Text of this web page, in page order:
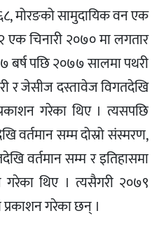
मोरङको सामुदायिक वन एक
एक चिनारी २०७० मा लगतार
बर्ष पछि २०७७ सालमा पथरी
र जेसीज दस्तावेज विगतदेखि
गरेका थिए । त्यसपछि
वर्तमान सम्म दोस्रो संस्मरण,
वर्तमान सम्म र इतिहासमा
गरेका थिए । त्यसैगरी २०७९
गरेका छन् ।